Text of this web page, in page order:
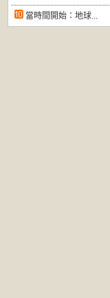
當時間開始：地球...